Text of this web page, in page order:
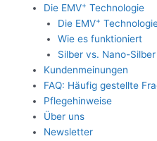
Die EMV+ Technologie
Die EMV+
Wie es funktioniert
Silber vs. Nano-Silber
Kundenmeinungen
FAQ: Häufig gestellte
Pflegehinweise
Über uns
Newsletter